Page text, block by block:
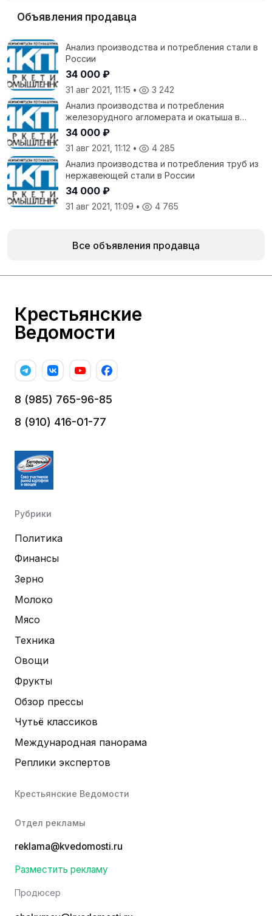
Объявления продавца
Анализ производства и потребления стали в
России
34 000 ₽
31 авг 2021, 11:15 •
3 242
Анализ производства и потребления
железорудного агломерата и окатыша в
России
34 000 ₽
31 авг 2021, 11:12 •
4 285
Анализ производства и потребления труб из
нержавеющей стали в России
34 000 ₽
31 авг 2021, 11:09 • 4 765
Все объявления продавца
Крестьянские
Ведомости
8 (985) 765-96-85
8 (910) 416-01-77
Рубрики
Политика
Финансы
Зерно
Молоко
Мясо
Техника
Овощи
Фрукты
Обзор прессы
Чутьё классиков
Международная панорама
Реплики экспертов
Крестьянские Ведомости
Отдел рекламы
reklama@kvedomosti.ru
Разместить рекламу
Продюсер